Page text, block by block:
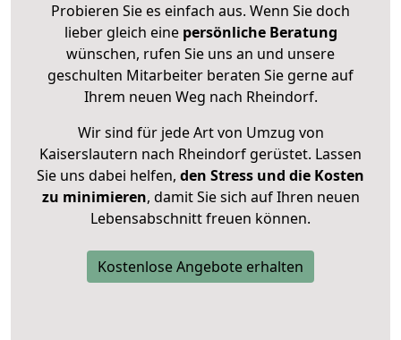
Probieren Sie es einfach aus. Wenn Sie doch
lieber gleich eine persönliche Beratung
wünschen, rufen Sie uns an und unsere
geschulten Mitarbeiter beraten Sie gerne auf
Ihrem neuen Weg nach Rheindorf.
Wir sind für jede Art von Umzug von
Kaiserslautern nach Rheindorf gerüstet. Lassen
Sie uns dabei helfen, den Stress und die Kosten
zu minimieren, damit Sie sich auf Ihren neuen
Lebensabschnitt freuen können.
Kostenlose Angebote erhalten